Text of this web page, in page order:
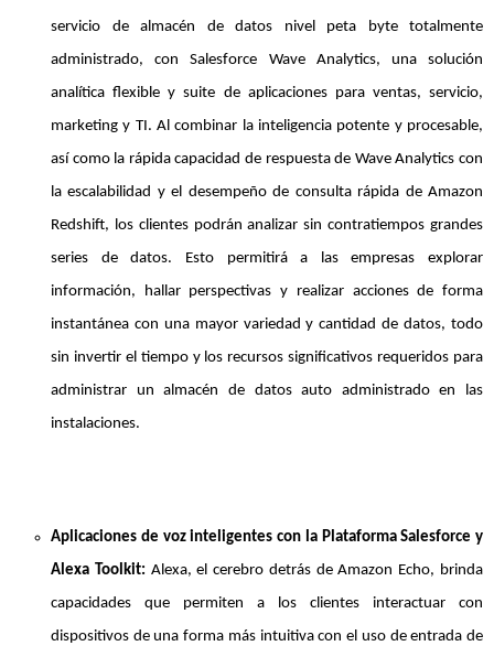
servicio de almacén de datos nivel peta byte totalmente
administrado, con Salesforce Wave Analytics, una solución
analítica flexible y suite de aplicaciones para ventas, servicio,
marketing y TI. Al combinar la inteligencia potente y procesable,
así como la rápida capacidad de respuesta de Wave Analytics con
la escalabilidad y el desempeño de consulta rápida de Amazon
Redshift, los clientes podrán analizar sin contratiempos grandes
series de datos. Esto permitirá a las empresas explorar
información, hallar perspectivas y realizar acciones de forma
instantánea con una mayor variedad y cantidad de datos, todo
sin invertir el tiempo y los recursos significativos requeridos para
administrar un almacén de datos auto administrado en las
instalaciones.
Aplicaciones de voz inteligentes con la Plataforma Salesforce y
Alexa Toolkit: Alexa, el cerebro detrás de Amazon Echo, brinda
capacidades que permiten a los clientes interactuar con
dispositivos de una forma más intuitiva con el uso de entrada de